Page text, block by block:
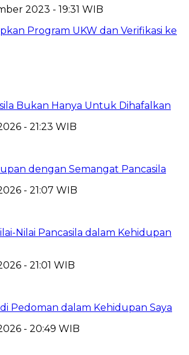
2023 - 19:31 WIB
Program UKW dan Verifikasi ke
Bukan Hanya Untuk Dihafalkan
- 21:23 WIB
dengan Semangat Pancasila
- 21:07 WIB
Nilai Pancasila dalam Kehidupan
- 21:01 WIB
Pedoman dalam Kehidupan Saya
- 20:49 WIB